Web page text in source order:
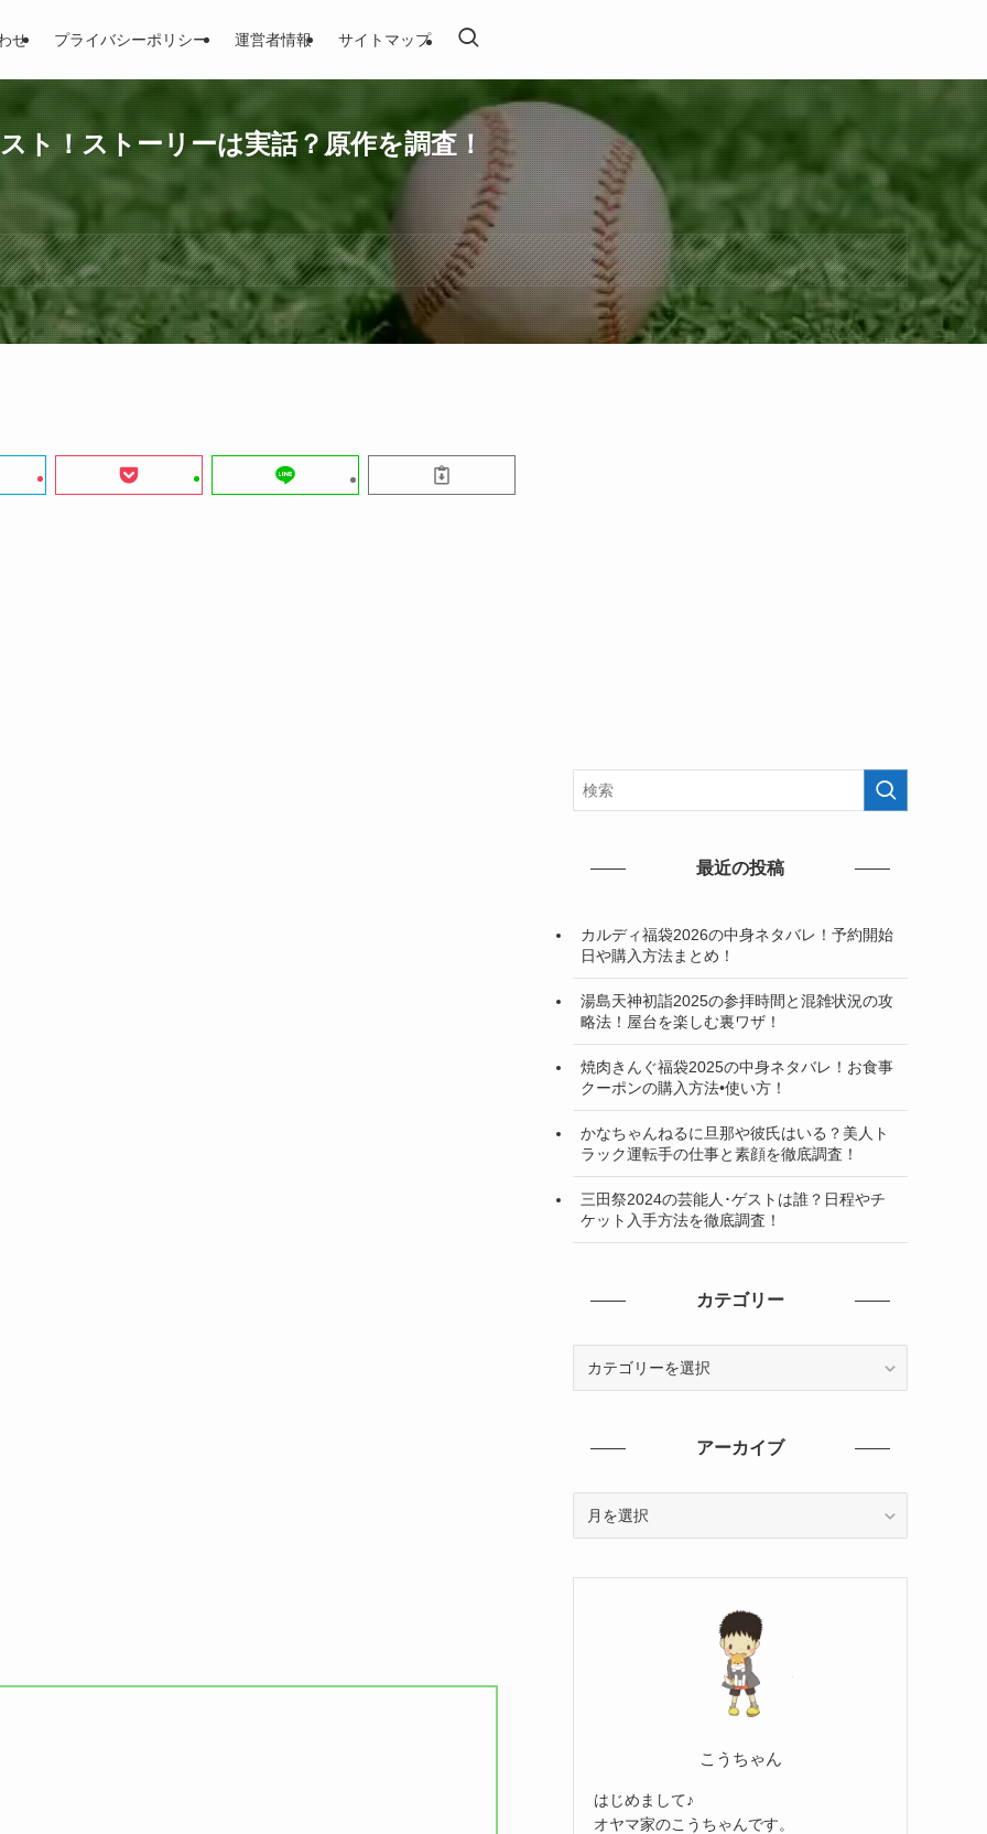
せ プライバシーポリシー 運営者情報 サイトマップ
ト！ストーリーは実話？原作を調査！
最近の投稿
カルディ福袋2026の中身ネタバレ！予約開始
日や購入方法まとめ！
湯島天神初詣2025の参拝時間と混雑状況の攻
略法！屋台を楽しむ裏ワザ！
焼肉きんぐ福袋2025の中身ネタバレ！お食事
クーポンの購入方法•使い方！
かなちゃんねるに旦那や彼氏はいる？美人ト
ラック運転手の仕事と素顔を徹底調査！
三田祭2024の芸能人･ゲストは誰？日程やチ
ケット入手方法を徹底調査！
カテゴリー
アーカイブ
イ
こうちゃん
はじめまして♪
オヤマ家のこうちゃんです。